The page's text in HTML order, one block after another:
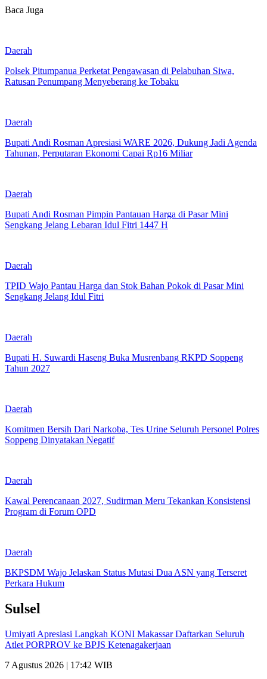
Baca Juga
Daerah
Polsek Pitumpanua Perketat Pengawasan di Pelabuhan Siwa,
Ratusan Penumpang Menyeberang ke Tobaku
Daerah
Bupati Andi Rosman Apresiasi WARE 2026, Dukung Jadi Agenda
Tahunan, Perputaran Ekonomi Capai Rp16 Miliar
Daerah
Bupati Andi Rosman Pimpin Pantauan Harga di Pasar Mini
Sengkang Jelang Lebaran Idul Fitri 1447 H
Daerah
TPID Wajo Pantau Harga dan Stok Bahan Pokok di Pasar Mini
Sengkang Jelang Idul Fitri
Daerah
Bupati H. Suwardi Haseng Buka Musrenbang RKPD Soppeng
Tahun 2027
Daerah
Komitmen Bersih Dari Narkoba, Tes Urine Seluruh Personel Polres
Soppeng Dinyatakan Negatif
Daerah
Kawal Perencanaan 2027, Sudirman Meru Tekankan Konsistensi
Program di Forum OPD
Daerah
BKPSDM Wajo Jelaskan Status Mutasi Dua ASN yang Terseret
Perkara Hukum
Sulsel
Umiyati Apresiasi Langkah KONI Makassar Daftarkan Seluruh
Atlet PORPROV ke BPJS Ketenagakerjaan
7 Agustus 2026 | 17:42 WIB